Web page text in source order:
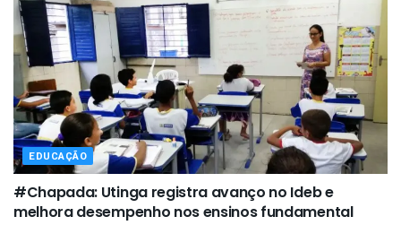
EDUCAÇÃO
#Chapada: Utinga registra avanço no Ideb e
melhora desempenho nos ensinos fundamental